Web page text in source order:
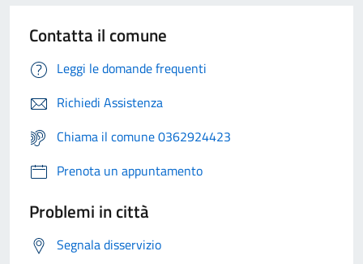
Contatta il comune
Leggi le domande frequenti
Richiedi Assistenza
Chiama il comune 0362924423
Prenota un appuntamento
Problemi in città
Segnala disservizio